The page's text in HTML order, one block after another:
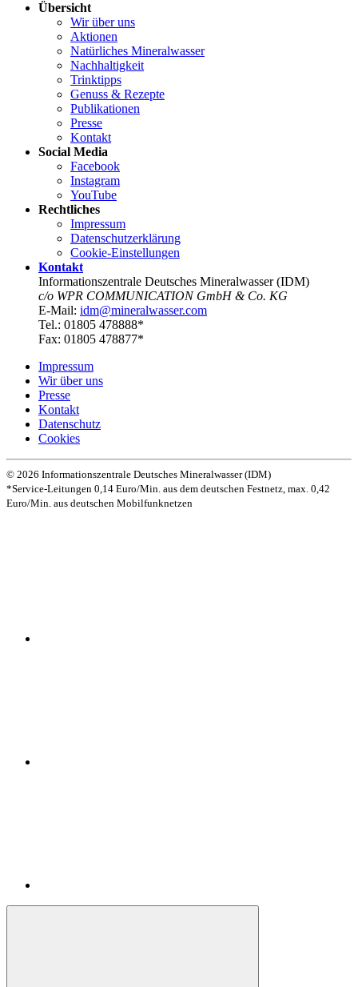
Übersicht
Wir über uns
Aktionen
Natürliches Mineralwasser
Nachhaltigkeit
Trinktipps
Genuss & Rezepte
Publikationen
Presse
Kontakt
Social Media
Facebook
Instagram
YouTube
Rechtliches
Impressum
Datenschutz­erklärung
Cookie-Einstellungen
Kontakt
Informationszentrale Deutsches Mineralwasser (IDM)
c/o WPR COMMUNICATION GmbH & Co. KG
E-Mail: idm@mineralwasser.com
Tel.: 01805 478888*
Fax: 01805 478877*
Impressum
Wir über uns
Presse
Kontakt
Datenschutz­
Cookies
© 2026 Informationszentrale Deutsches Mineralwasser (IDM)
*Service-Leitungen 0,14 Euro/Min. aus dem deutschen Festnetz, max. 0,42
Euro/Min. aus deutschen Mobilfunknetzen